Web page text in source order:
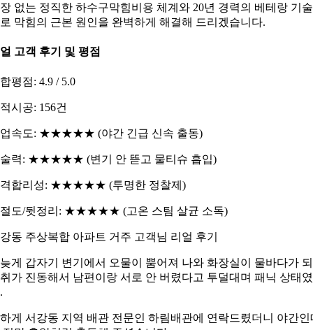
없는 정직한 하수구막힘비용 체계와 20년 경력의 베테랑 기
막힘의 근본 원인을 완벽하게 해결해 드리겠습니다.
고객 후기 및 평점
평점: 4.9 / 5.0
시공: 156건
속도: ★★★★★ (야간 긴급 신속 출동)
력: ★★★★★ (변기 안 뜯고 물티슈 흡입)
합리성: ★★★★★ (투명한 정찰제)
도/뒷정리: ★★★★★ (고온 스팀 살균 소독)
동 주상복합 아파트 거주 고객님 리얼 후기
게 갑자기 변기에서 오물이 뿜어져 나와 화장실이 물바다가
가 진동해서 남편이랑 서로 안 버렸다고 투덜대며 패닉 상태
게 서강동 지역 배관 전문인 하림배관에 연락드렸더니 야간인